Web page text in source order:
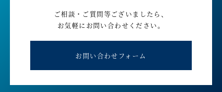
ご相談・ご質問等ございましたら、
お気軽にお問い合わせください。
お問い合わせフォーム